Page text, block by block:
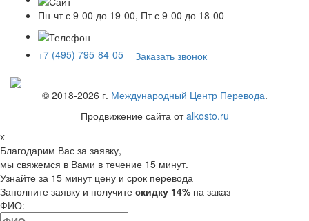
Пн-чт с 9-00 до 19-00, Пт с 9-00 до 18-00
+7 (495) 795-84-05 Заказать звонок
© 2018-2026 г. Международный Центр Перевода.
Продвижение сайта отalkosto.ru
x
Благодарим Вас за заявку,
мы свяжемся в Вами в течение 15 минут.
Узнайте за 15 минут цену и срок перевода
Заполните заявку и получите скидку 14% на заказ
ФИО: